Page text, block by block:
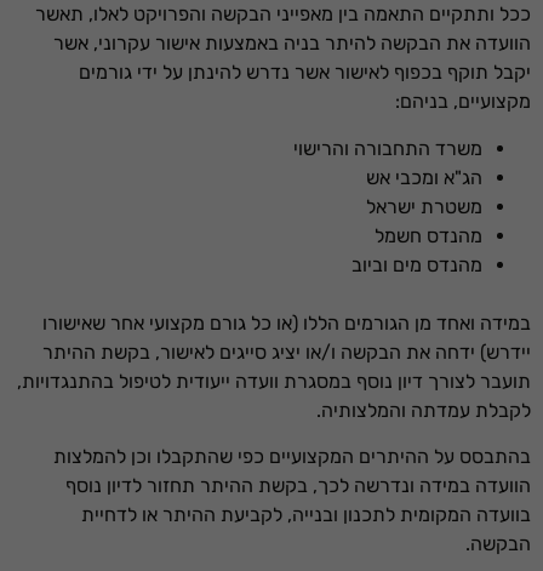
ככל ותתקיים התאמה בין מאפייני הבקשה והפרויקט לאלו, תאשר
הוועדה את הבקשה להיתר בניה באמצעות אישור עקרוני, אשר
יקבל תוקף בכפוף לאישור אשר נדרש להינתן על ידי גורמים
מקצועיים, בניהם:
משרד התחבורה והרישוי
הג"א ומכבי אש
משטרת ישראל
מהנדס חשמל
מהנדס מים וביוב
במידה ואחד מן הגורמים הללו (או כל גורם מקצועי אחר שאישורו
יידרש) ידחה את הבקשה ו/או יציג סייגים לאישור, בקשת ההיתר
תועבר לצורך דיון נוסף במסגרת וועדה ייעודית לטיפול בהתנגדויות,
לקבלת עמדתה והמלצותיה.
בהתבסס על ההיתרים המקצועיים כפי שהתקבלו וכן להמלצות
הוועדה במידה ונדרשה לכך, בקשת ההיתר תחזור לדיון נוסף
בוועדה המקומית לתכנון ובנייה, לקביעת ההיתר או לדחיית
הבקשה.